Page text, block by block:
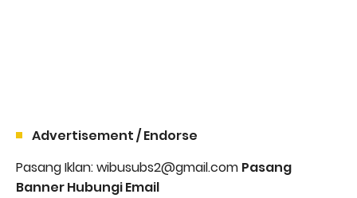
Advertisement / Endorse
Pasang Iklan: wibusubs2@gmail.com Pasang
Banner Hubungi Email